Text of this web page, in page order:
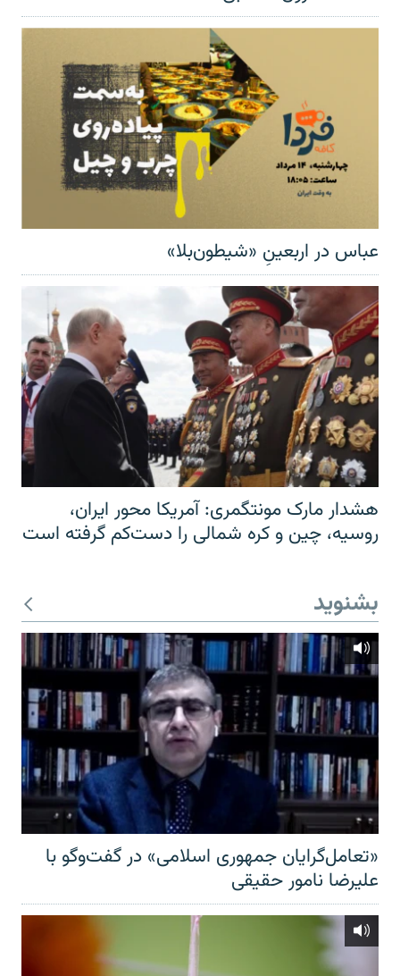
عباس در اربعینِ «شیطون‌بلا»
هشدار مارک مونتگمری: آمریکا محور ایران،
روسیه، چین و کره شمالی را دست‌کم گرفته است
بشنوید
«تعامل‌گرایان جمهوری اسلامی» در گفت‌وگو با
علیرضا نامور حقیقی